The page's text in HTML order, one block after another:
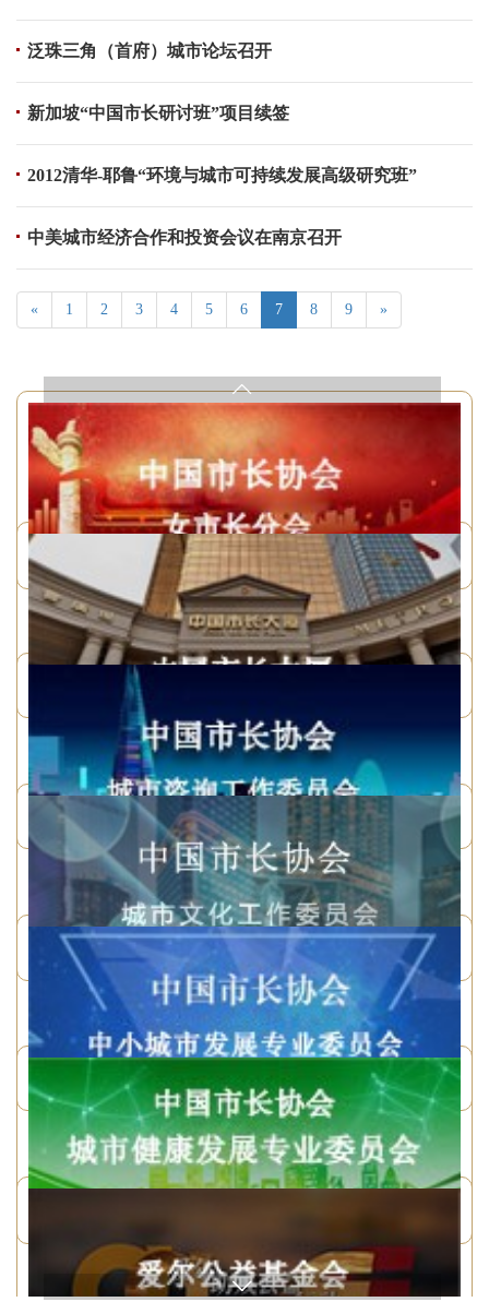
泛珠三角（首府）城市论坛召开
新加坡“中国市长研讨班”项目续签
2012清华-耶鲁“环境与城市可持续发展高级研究班”
中美城市经济合作和投资会议在南京召开
« 1 2 3 4 5 6 7 8 9 »